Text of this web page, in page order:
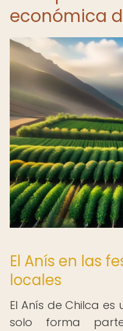
económica
El Anís en las
locales
El Anís de Chilca
solo forma